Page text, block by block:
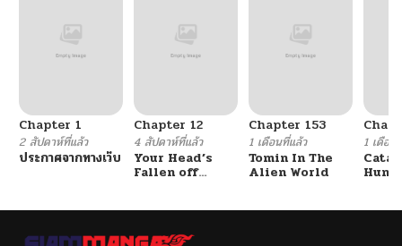
Chapter 1
2 สัปดาห์ที่แล้ว
ประกาศจากทางเว็บ
Chapter 12
4 สัปดาห์ที่แล้ว
Your Head’s
Fallen off
Chapter 153
1 เดือนที่แล้ว
Tomin In The
Alien World
1 เดือน